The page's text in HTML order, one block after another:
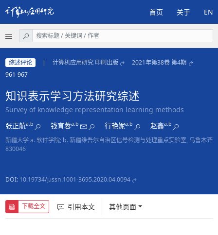
首页 关于 EN
综述评论 | 计算机应用研究 印刷出版
2021年第38卷 第4期
961-967
知识表示学习方法研究综述
Survey of knowledge representation learning methods
张正航a,b 钱育蓉a,b 行艳妮a,b 赵鑫a,b
新疆大学 a. 软件学院; b. 新疆维吾尔自治区信号检测与处理重点实验室, 乌鲁木齐
830046
DOI: 10.19734/j.issn.1001-3695.2020.04.0094
下载全文 引用本文 其他页面